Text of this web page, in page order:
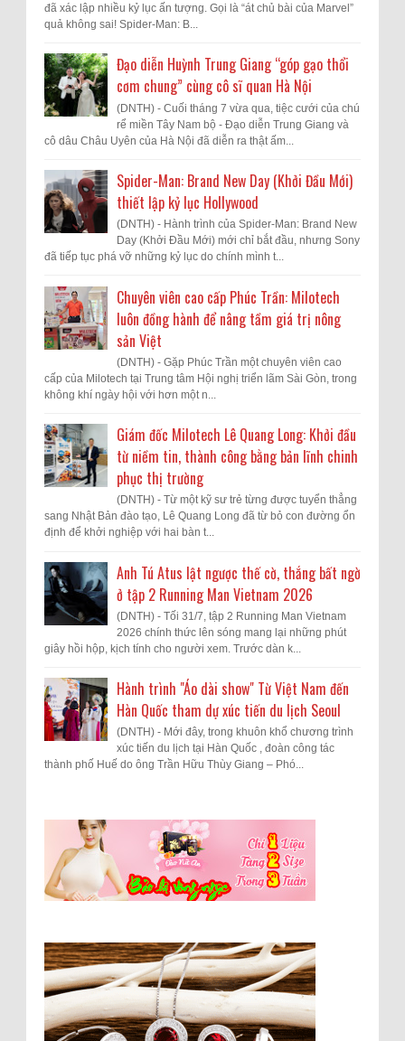
đã xác lập nhiều kỷ lục ấn tượng. Gọi là “át chủ bài của Marvel”
quả không sai! Spider-Man: B...
Đạo diễn Huỳnh Trung Giang “góp gạo thổi
cơm chung” cùng cô sĩ quan Hà Nội
(DNTH) - Cuối tháng 7 vừa qua, tiệc cưới của chú
rể miền Tây Nam bộ - Đạo diễn Trung Giang và
cô dâu Châu Uyên của Hà Nội đã diễn ra thật ấm...
Spider-Man: Brand New Day (Khởi Đầu Mới)
thiết lập kỷ lục Hollywood
(DNTH) - Hành trình của Spider-Man: Brand New
Day (Khởi Đầu Mới) mới chỉ bắt đầu, nhưng Sony
đã tiếp tục phá vỡ những kỷ lục do chính mình t...
Chuyên viên cao cấp Phúc Trần: Milotech
luôn đồng hành để nâng tầm giá trị nông
sản Việt
(DNTH) - Gặp Phúc Trần một chuyên viên cao
cấp của Milotech tại Trung tâm Hội nghị triển lãm Sài Gòn, trong
không khí ngày hội với hơn một n...
Giám đốc Milotech Lê Quang Long: Khởi đầu
từ niềm tin, thành công bằng bản lĩnh chinh
phục thị trường
(DNTH) - Từ một kỹ sư trẻ từng được tuyển thẳng
sang Nhật Bản đào tạo, Lê Quang Long đã từ bỏ con đường ổn
định để khởi nghiệp với hai bàn t...
Anh Tú Atus lật ngược thế cờ, thắng bất ngờ
ở tập 2 Running Man Vietnam 2026
(DNTH) - Tối 31/7, tập 2 Running Man Vietnam
2026 chính thức lên sóng mang lại những phút
giây hồi hộp, kịch tính cho người xem. Trước dàn k...
Hành trình "Áo dài show" Từ Việt Nam đến
Hàn Quốc tham dự xúc tiến du lịch Seoul
(DNTH) - Mới đây, trong khuôn khổ chương trình
xúc tiến du lịch tại Hàn Quốc , đoàn công tác
thành phố Huế do ông Trần Hữu Thùy Giang – Phó...